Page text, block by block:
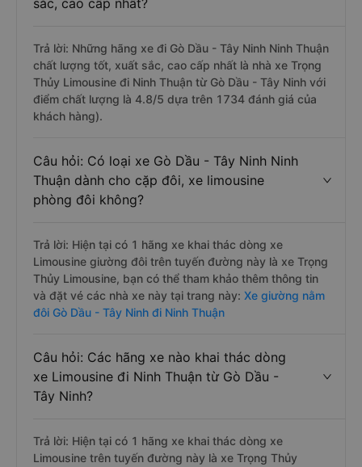
sắc, cao cấp nhất?
Trả lời: Những hãng xe đi Gò Dầu - Tây Ninh Ninh Thuận
chất lượng tốt, xuất sắc, cao cấp nhất là nhà xe Trọng
Thủy Limousine đi Ninh Thuận từ Gò Dầu - Tây Ninh với
điểm chất lượng là 4.8/5 dựa trên 1734 đánh giá của
khách hàng).
Câu hỏi: Có loại xe Gò Dầu - Tây Ninh Ninh
Thuận dành cho cặp đôi, xe limousine
phòng đôi không?
Trả lời: Hiện tại có 1 hãng xe khai thác dòng xe
Limousine giường đôi trên tuyến đường này là xe Trọng
Thủy Limousine, bạn có thể tham khảo thêm thông tin
và đặt vé các nhà xe này tại trang này: Xe giường nằm
đôi Gò Dầu - Tây Ninh đi Ninh Thuận
Câu hỏi: Các hãng xe nào khai thác dòng
xe Limousine đi Ninh Thuận từ Gò Dầu -
Tây Ninh?
Trả lời: Hiện tại có 1 hãng xe khai thác dòng xe
Limousine trên tuyến đường này là xe Trọng Thủy